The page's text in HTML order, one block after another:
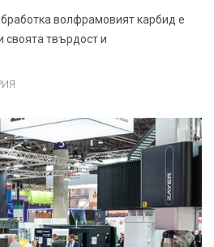
волфрамовият карбид е
своята твърдост и